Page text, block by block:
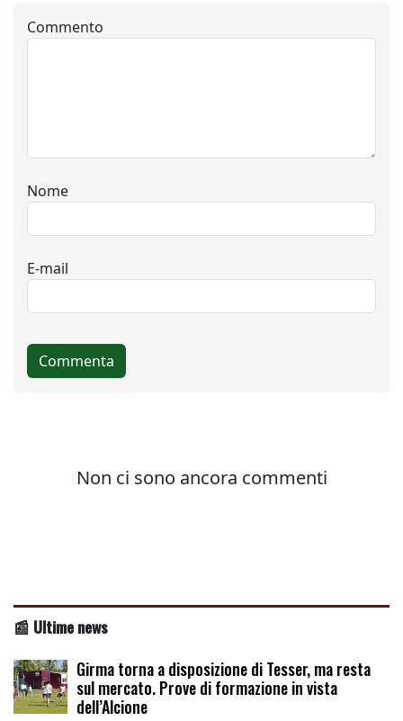
📰 Ultime news
Girma torna a disposizione di Tesser, ma resta
sul mercato. Prove di formazione in vista
dell’Alcione